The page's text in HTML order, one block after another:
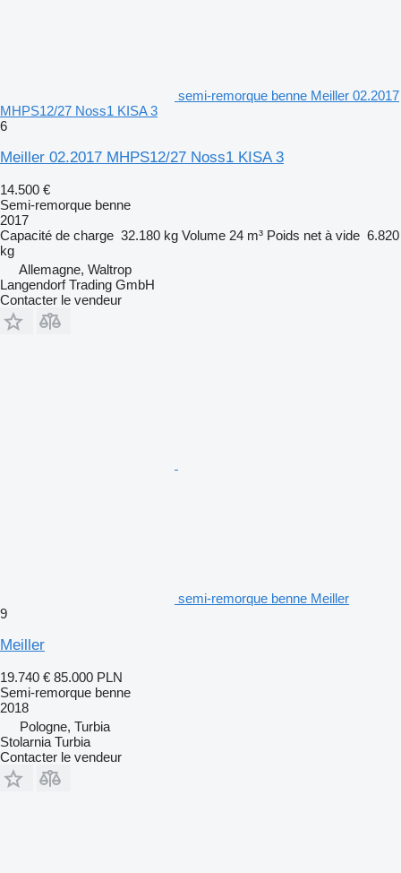
semi-remorque benne Meiller 02.2017
MHPS12/27 Noss1 KISA 3
6
Meiller 02.2017 MHPS12/27 Noss1 KISA 3
14.500 €
Semi-remorque benne
2017
Capacité de charge 32.180 kg Volume 24 m³ Poids net à vide 6.820
kg
Allemagne, Waltrop
Langendorf Trading GmbH
Contacter le vendeur
semi-remorque benne Meiller
9
Meiller
19.740 € 85.000 PLN
Semi-remorque benne
2018
Pologne, Turbia
Stolarnia Turbia
Contacter le vendeur